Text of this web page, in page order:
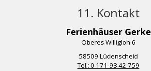
11. Kontakt
Ferienhäuser Gerke
Oberes Willigloh 6
58509 Lüdenscheid
Tel.: 0 171-93 42 759